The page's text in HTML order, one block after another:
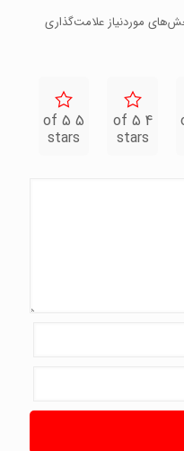
موردنیاز علامت‌گذاری
4 of 5
stars
5 of 5
stars